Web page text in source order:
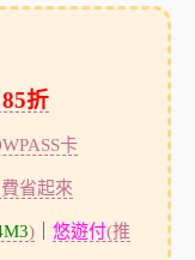
折
卡
省起來
)｜ 悠遊付(推